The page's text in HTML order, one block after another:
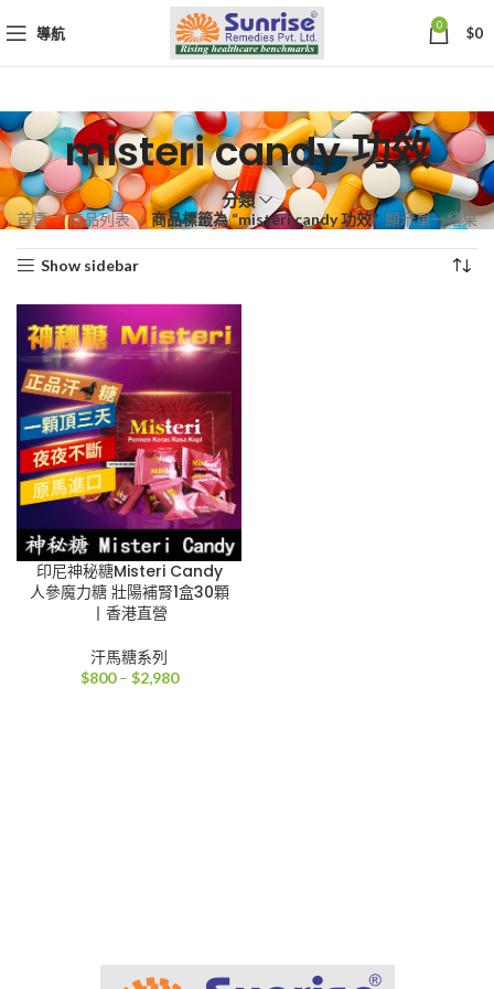
導航 0 $0
misteri candy 功效
分類
首頁 商品列表 商品標籤為 “misteri candy 功效” 顯示單一結果
Show sidebar
印尼神秘糖Misteri Candy
人參魔力糖 壯陽補腎1盒30顆
丨香港直營
汗馬糖系列
$800 – $2,980價